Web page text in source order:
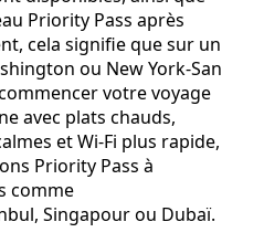
Priority Pass après
cela signifie que sur un
ou New York‑San
votre voyage
avec plats chauds,
et Wi‑Fi plus rapide,
Priority Pass à
comme
Singapour ou Dubaï.